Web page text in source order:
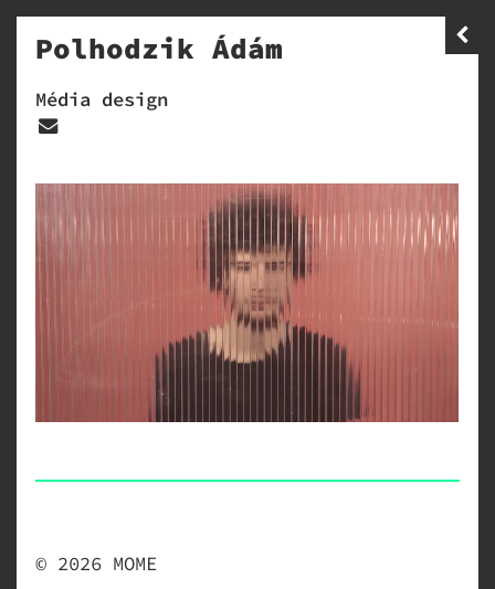
Polhodzik Ádám
Média design
© 2026 MOME